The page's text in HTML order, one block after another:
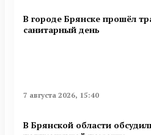
В городе Брянске прошёл
санитарный день
7 августа 2026, 15:40
В Брянской области